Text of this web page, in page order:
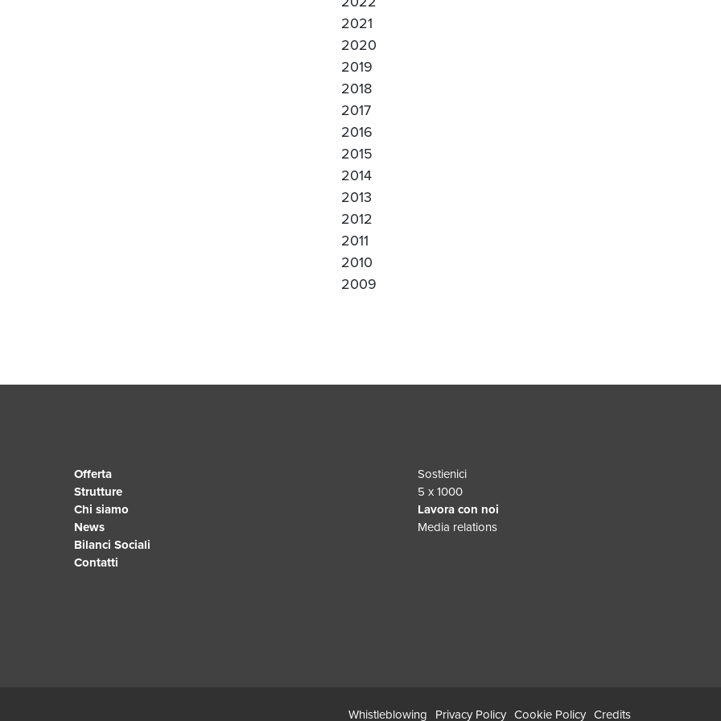
2021
2020
2019
2018
2017
2016
2015
2014
2013
2012
2011
2010
2009
Offerta
Strutture
Chi siamo
News
Bilanci Sociali
Contatti
Sostienici
5 x 1000
Lavora con noi
Media relations
Whistleblowing Privacy Policy Cookie Policy Credits